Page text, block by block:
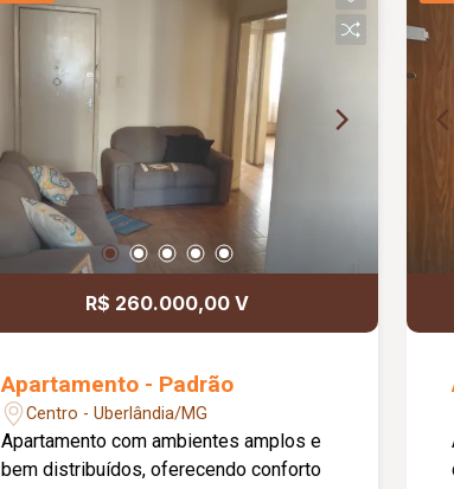
R$ 260.000,00 V
Apartamento - Padrão
Centro - Uberlândia/MG
Apartamento com ambientes amplos e
bem distribuídos, oferecendo conforto